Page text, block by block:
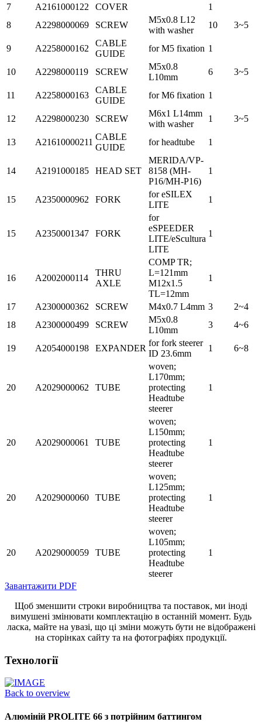
7 A2161000122 COVER
1
8
A2298000069 SCREW
M5x0.8 L12
with washer
10 3~5
9 A2258000162
CABLE
GUIDE
for M5 fixation 1
10 A2298000119 SCREW
M5x0.8
L10mm
6 3~5
11 A2258000163
CABLE
GUIDE
for M6 fixation 1
12 A2298000230 SCREW
M6x1 L14mm
with washer
1 3~5
13 A21610000211
CABLE
GUIDE
for headtube 1
14 A2191000185 HEAD SET
MERIDA/VP-
8158 (MH-
P16/MH-P16)
1
15 A2350000962 FORK
for eSILEX
LITE
1
15 A2350001347 FORK
for
eSPEEDER
LITE/eScultura
LITE
1
16 A2002000114
THRU
AXLE
COMP TR;
L=121mm
M12x1.5
TL=12mm
1
17 A2300000362 SCREW M4x0.7 L4mm 3
2~4
18
A2300000499 SCREW
M5x0.8
L10mm
3 4~6
19 A2054000198 EXPANDER
for fork steerer
ID 23.6mm
1 6~8
20 A2029000062 TUBE
woven;
L170mm;
protecting
Headtube
steerer
1
20 A2029000061 TUBE
woven;
L150mm;
protecting
Headtube
steerer
1
20 A2029000060 TUBE
woven;
L125mm;
protecting
Headtube
steerer
1
20 A2029000059 TUBE
woven;
L105mm;
protecting
Headtube
steerer
1
Завантажити PDF
Щоб зменшити строки виробництва та поставок, ми іноді
вимушені змінювати комплектацію в останній момент. Будь
ласка, майте на увазі, що ці зміни можуть бути не відображені
на сторінках сайту та на фотографіях продукції.
Технології
Back to overview
Алюміній PROLITE 66 з потрійним баттингом